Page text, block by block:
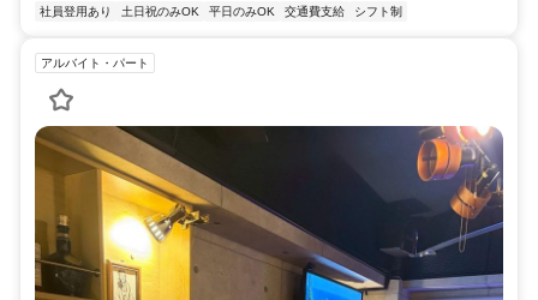
社員登用あり 土日祝のみOK 平日のみOK 交通費支給 シフト制
アルバイト・パート